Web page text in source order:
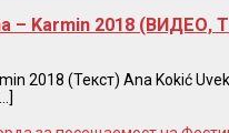
– Karmin 2018
2018 (Текст) Ana Kokić